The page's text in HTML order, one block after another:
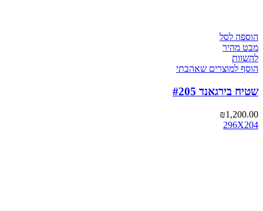
הוספה לסל
מבט מהיר
להשוות
הוסף למוצרים שאהבתי
שטיח בירגאנד #205
₪1,200.00
296X204